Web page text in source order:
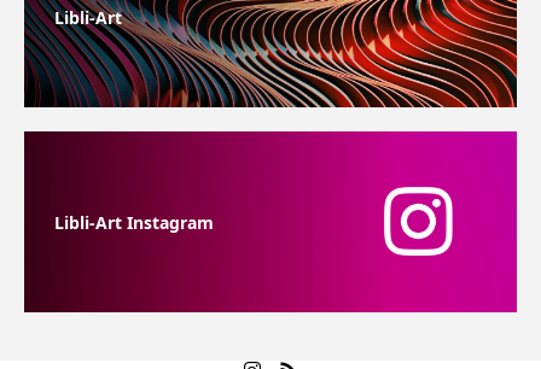
Libli-Art
Libli-Art Instagram